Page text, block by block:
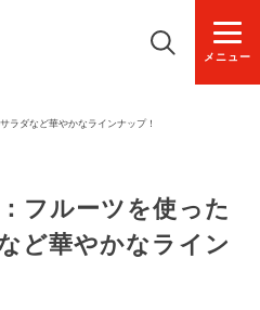
メニュー
ラダなど華やかなラインナップ！
フルーツを使った
ど華やかなライン